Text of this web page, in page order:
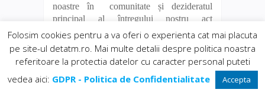
noastre în comunitate și dezideratul
principal al întregului nostru act
managerial.
31 ianuarie 2014inSanatate
Folosim cookies pentru a va oferi o experienta cat mai placuta
pe site-ul detatm.ro. Mai multe detalii despre politica noastra
referitoare la protectia datelor cu caracter personal puteti
vedea aici: GDPR - Politica de Confidentialitate Accepta